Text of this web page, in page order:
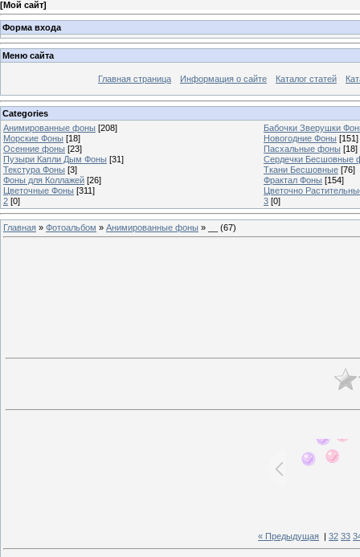
[Мой сайт]
Форма входа
Меню сайта
Главная страница Информация о сайте Каталог статей
Categories
Анимированные фоны [208]
Бабочки Зверушки
Морские Фоны [18] Новогодние Фоны [151]
Осенние фоны [23] Пасхальные фоны [18]
Пузыри Капли Дым Фоны [31]
Сердечки Бесшовные
Текстура Фоны [3] Ткани Бесшовные [76]
Фоны для Коллажей [26] Фрактал Фоны [154]
Цветочные Фоны [311]
Цветочно
2 [0] 3 [0]
Главная » Фотоальбом » Анимированные фоны » __ (67)
« Предыдущая 32 33